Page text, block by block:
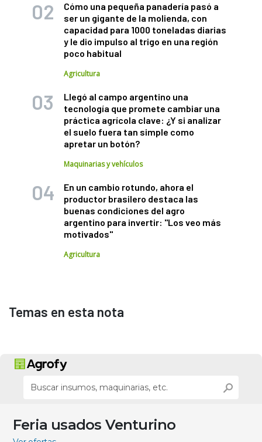
Cómo una pequeña panadería pasó a
ser un gigante de la molienda, con
capacidad para 1000 toneladas diarias
y le dio impulso al trigo en una región
poco habitual
Agricultura
Llegó al campo argentino una
tecnología que promete cambiar una
práctica agrícola clave: ¿Y si analizar
el suelo fuera tan simple como
apretar un botón?
Maquinarias y vehículos
En un cambio rotundo, ahora el
productor brasilero destaca las
buenas condiciones del agro
argentino para invertir: "Los veo más
motivados"
Agricultura
Temas en esta nota
Feria usados Venturino